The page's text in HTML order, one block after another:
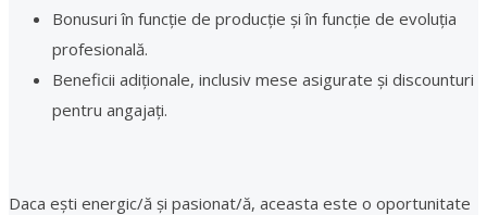
Bonusuri în funcție de producție și în funcție de evoluția
profesională.
Beneficii adiționale, inclusiv mese asigurate și discounturi
pentru angajați.
Daca ești energic/ă și pasionat/ă, aceasta este o oportunitate